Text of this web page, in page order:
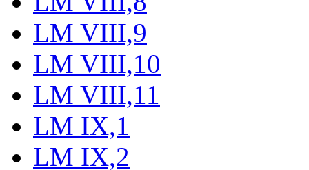
LM VIII,9
LM VIII,10
LM VIII,11
LM IX,1
LM IX,2